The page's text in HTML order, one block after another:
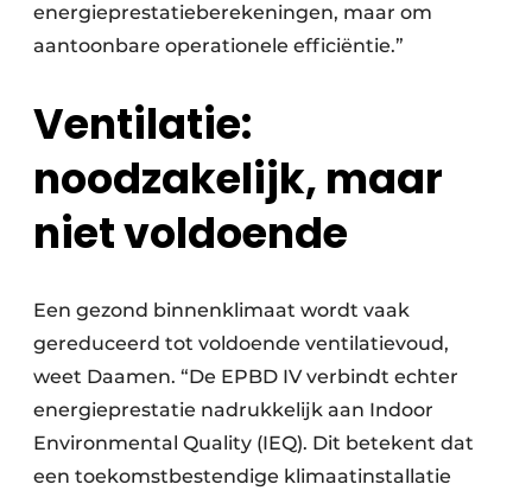
energieprestatieberekeningen, maar om
aantoonbare operationele efficiëntie.”
Ventilatie:
noodzakelijk, maar
niet voldoende
Een gezond binnenklimaat wordt vaak
gereduceerd tot voldoende ventilatievoud,
weet Daamen. “De EPBD IV verbindt echter
energieprestatie nadrukkelijk aan Indoor
Environmental Quality (IEQ). Dit betekent dat
een toekomstbestendige klimaatinstallatie